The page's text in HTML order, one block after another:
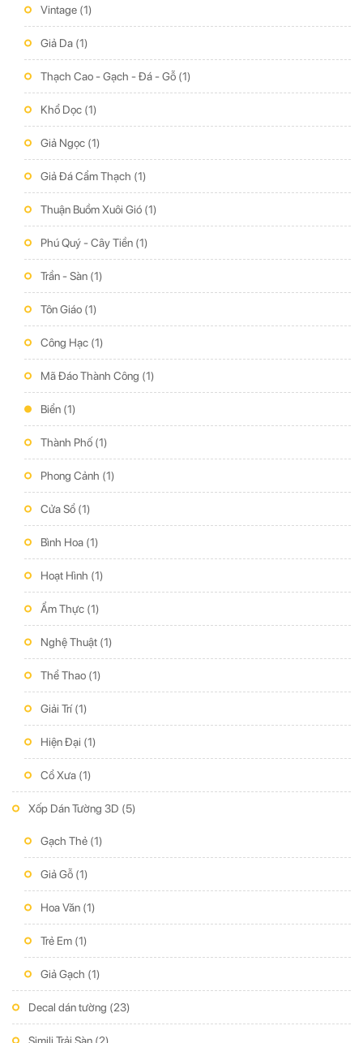
Vintage (1)
Giả Da (1)
Thạch Cao - Gạch - Đá - Gỗ (1)
Khổ Dọc (1)
Giả Ngọc (1)
Giả Đá Cẩm Thạch (1)
Thuận Buồm Xuôi Gió (1)
Phú Quý - Cây Tiền (1)
Trần - Sàn (1)
Tôn Giáo (1)
Công Hạc (1)
Mã Đáo Thành Công (1)
Biển (1)
Thành Phố (1)
Phong Cảnh (1)
Cửa Sổ (1)
Bình Hoa (1)
Hoạt Hình (1)
Ẩm Thực (1)
Nghệ Thuật (1)
Thể Thao (1)
Giải Trí(1)
Hiện Đại (1)
Cổ Xưa (1)
Xốp Dán Tường 3D (5)
Gạch Thẻ (1)
Giả Gỗ (1)
Hoa Văn (1)
Trẻ Em (1)
Giả Gạch (1)
Decal dán tường (23)